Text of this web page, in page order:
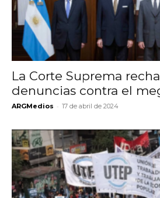
La Corte Suprema
denuncias contra el
ARGMedios - 17 de abril de 2024